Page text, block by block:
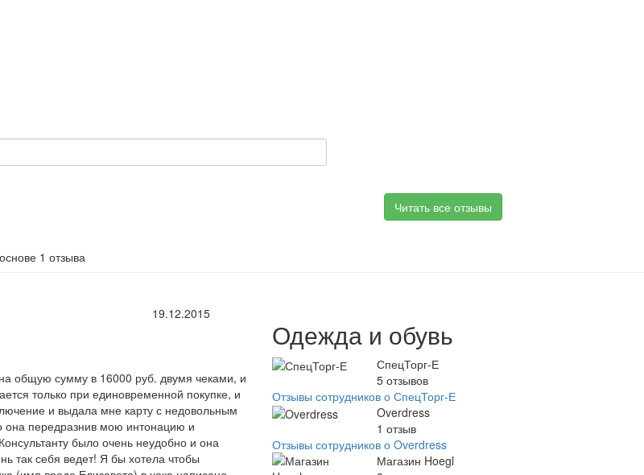
1 отзыва
Читать все отзывы
19.12.2015
общую сумму в 16000 руб. двумя чеками, и
только при единовременной покупке, и
и выдала мне карту с недовольным
она передразнив мою интонацию и
было очень неудобно и она
так себя ведет! Я бы хотела чтобы
Одежда и обувь
СпецТорг-Е
5 отзывов
Отзывы сотрудников о СпецТорг-Е
Overdress
1 отзыв
Отзывы сотрудников о Overdress
Магазин Hoegl